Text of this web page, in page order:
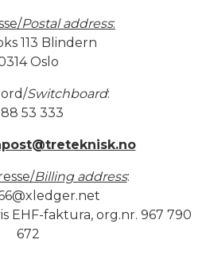
Postal address:
113 Blindern
Oslo
Switchboard:
53 333
Billing address:
EHF-faktura, org.nr. 967 790
672